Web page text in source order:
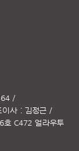
/
이사 : 김정근 /
호 C472 얼라우투